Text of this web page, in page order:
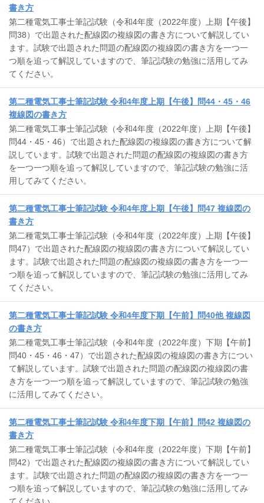
書き方
第二種電気工事士筆記試験（令和4年度（2022年度）上期【午後】
問38）で出題された配線図の複線図の書き方について解説してい
ます。試験で出題された問題の配線図の複線図の書き方を一つ一
つ順を追って解説していますので、筆記試験の勉強に活用してみ
てください。
第二種電気工事士筆記試験 令和4年度上期【午後】問44・45・46
複線図の書き方
第二種電気工事士筆記試験（令和4年度（2022年度）上期【午後】
問44・45・46）で出題された配線図の複線図の書き方について解
説しています。試験で出題された問題の配線図の複線図の書き方
を一つ一つ順を追って解説していますので、筆記試験の勉強に活
用してみてください。
第二種電気工事士筆記試験 令和4年度上期【午後】問47 複線図の
書き方
第二種電気工事士筆記試験（令和4年度（2022年度）上期【午後】
問47）で出題された配線図の複線図の書き方について解説してい
ます。試験で出題された問題の配線図の複線図の書き方を一つ一
つ順を追って解説していますので、筆記試験の勉強に活用してみ
てください。
第二種電気工事士筆記試験 令和4年度下期【午前】問40他 複線図
の書き方
第二種電気工事士筆記試験（令和4年度（2022年度）下期【午前】
問40・45・46・47）で出題された配線図の複線図の書き方につい
て解説しています。試験で出題された問題の配線図の複線図の書
き方を一つ一つ順を追って解説していますので、筆記試験の勉強
に活用してみてください。
第二種電気工事士筆記試験 令和4年度下期【午前】問42 複線図の
書き方
第二種電気工事士筆記試験（令和4年度（2022年度）下期【午前】
問42）で出題された配線図の複線図の書き方について解説してい
ます。試験で出題された問題の配線図の複線図の書き方を一つ一
つ順を追って解説していますので、筆記試験の勉強に活用してみ
てください。